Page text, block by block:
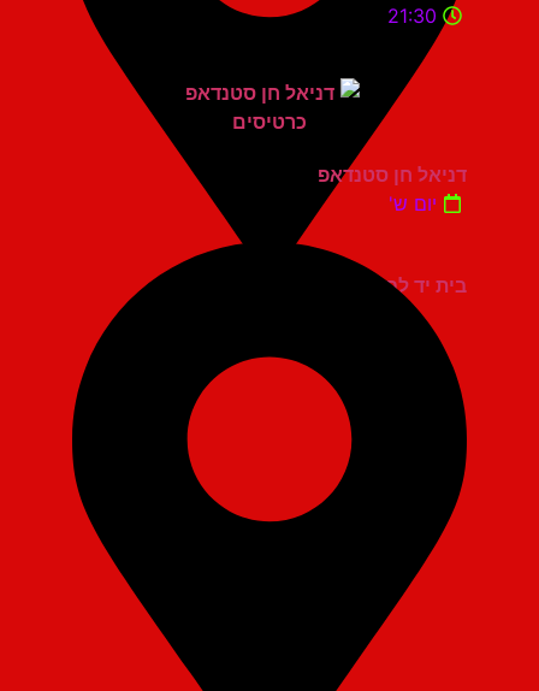
בית יד לבנים אשדוד
21:30
דניאל חן סטנדאפ
יום ש'